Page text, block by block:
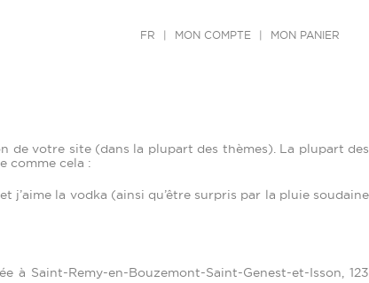
FR | MON COMPTE | MON PANIER
de votre site (dans la plupart des thèmes). La plupart des
comme cela :
j’aime la vodka (ainsi qu’être surpris par la pluie soudaine
à Saint-Remy-en-Bouzemont-Saint-Genest-et-Isson, 123